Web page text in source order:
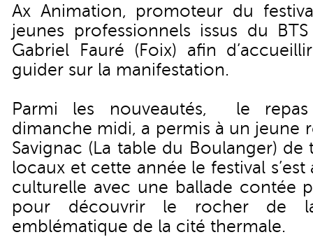
Ax Animation, promoteur du
jeunes professionnels issus du
Gabriel Fauré (Foix) afin
guider sur la manifestation.
Parmi les nouveautés, le
dimanche midi, a permis à un jeune
Savignac (La table du Boulanger) de
locaux et cette année le festival
culturelle avec une ballade contée
pour découvrir le rocher de
emblématique de la cité thermale.